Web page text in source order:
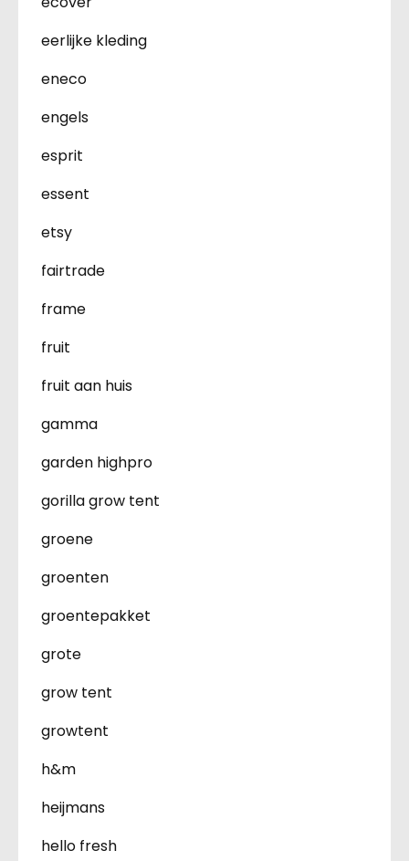
eerlijke kleding
eneco
engels
esprit
essent
etsy
fairtrade
frame
fruit
fruit aan huis
gamma
garden highpro
gorilla grow tent
groene
groenten
groentepakket
grote
grow tent
growtent
h&m
heijmans
hello fresh